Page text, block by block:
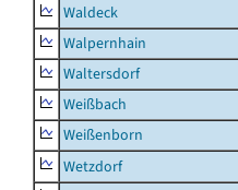
Waldeck
Walpernhain
Waltersdorf
Weißbach
Weißenborn
Wetzdorf